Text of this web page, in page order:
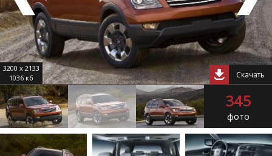
3200 x 2133
1036 кб
Скачать
345
фото